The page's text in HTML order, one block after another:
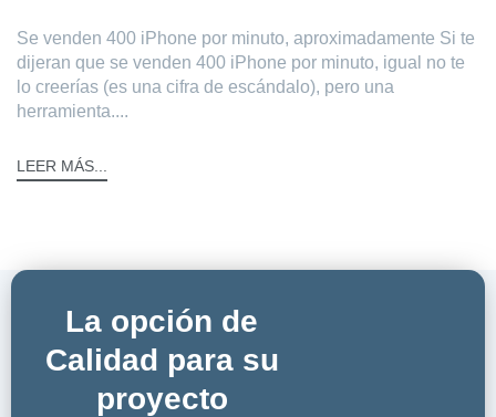
Se venden 400 iPhone por minuto, aproximadamente Si te
dijeran que se venden 400 iPhone por minuto, igual no te
lo creerías (es una cifra de escándalo), pero una
herramienta....
LEER MÁS...
La opción de
Calidad para su
proyecto